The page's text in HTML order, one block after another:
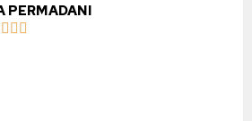
PERMADANI
  